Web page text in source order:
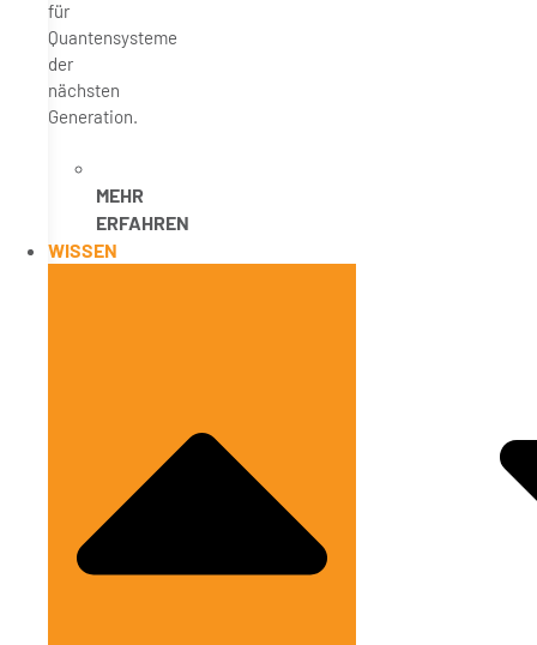
für
Quantensysteme
der
nächsten
Generation.
MEHR
ERFAHREN
WISSEN